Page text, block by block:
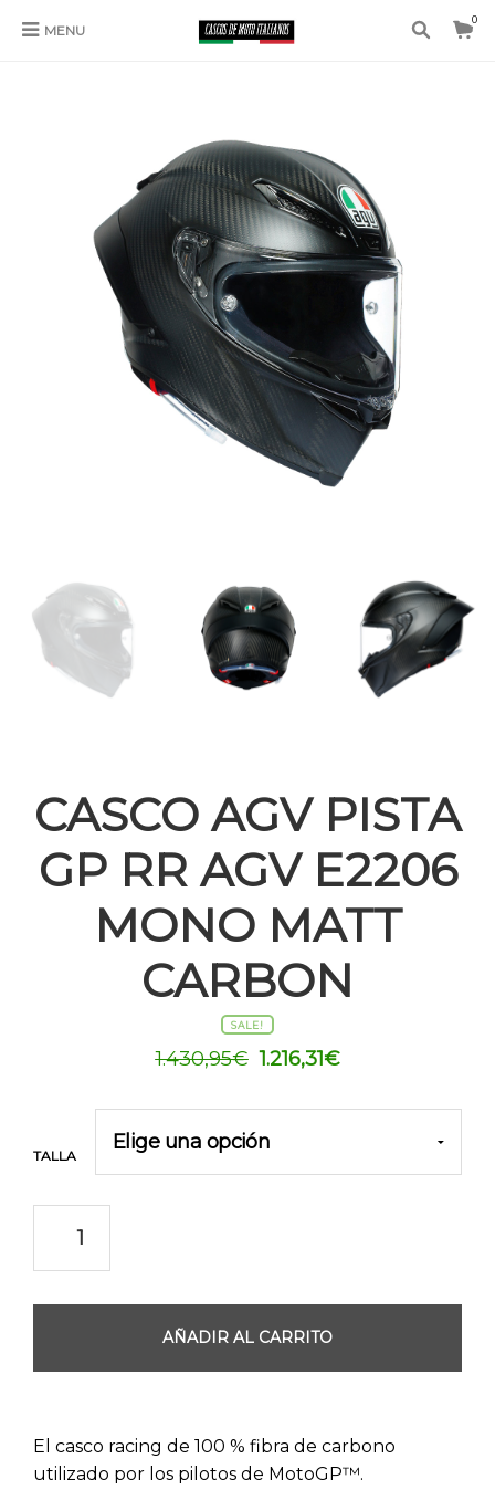
MENU
0
CASCO AGV PISTA
GP RR AGV E2206
MONO MATT
CARBON
SALE!
1.430,95€ El
1.216,31€El
TALLA
AÑADIR AL CARRITO
El casco racing de 100 % fibra de carbono
utilizado por los pilotos de MotoGP™.